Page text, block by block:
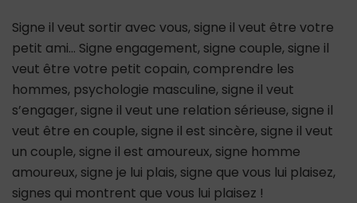
Signe il veut sortir avec vous, signe il veut être votre
petit ami… Signe engagement, signe couple, signe il
veut être votre petit copain, comprendre les
hommes, psychologie masculine, signe il veut
s’engager, signe il veut une relation sérieuse, signe il
veut être en couple, signe il est sincère, signe il veut
un couple, signe il est amoureux, signe homme
amoureux, signe je lui plais, signe que vous lui plaisez,
signes qui montrent que vous lui plaisez !